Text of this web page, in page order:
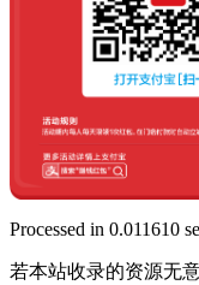
Processed in 0.011610
若本站收录的资源无